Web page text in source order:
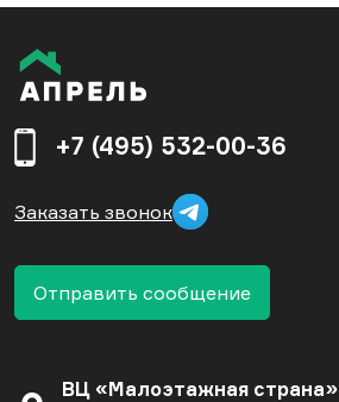
+7 (495) 532-00-36
Заказать звонок
Отправить сообщение
ВЦ «Малоэтажная страна»